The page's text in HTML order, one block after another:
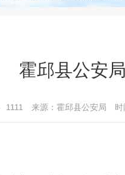
霍邱县公安
1111 来源：霍邱县公安局